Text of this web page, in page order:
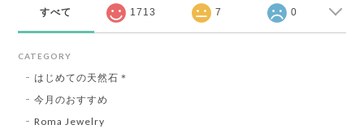
すべて 1713 7 0
CATEGORY
はじめての天然石＊
今月のおすすめ
Roma Jewelry